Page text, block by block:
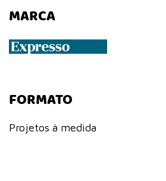
MARCA
FORMATO
Projetos à medida